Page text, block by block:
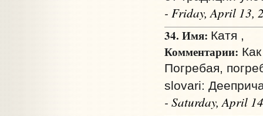
- Friday, April 13,
34. Имя: Катя ,
Комментарии:
Погребая,
slovari:
- Saturday, April